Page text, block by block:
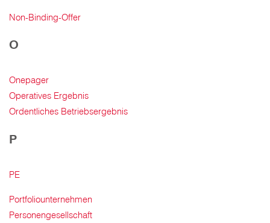
Non-Binding-Offer
O
Onepager
Operatives Ergebnis
Ordentliches Betriebsergebnis
P
PE
Portfoliounternehmen
Personengesellschaft